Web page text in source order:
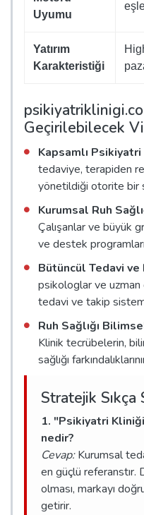
Uyumu
Yatırım
Karakteristiği
Geçirilebilecek
Kapsamlı
tedaviye, terapiden
yönetildiği otorite bir
Kurumsal Ruh
Çalışanlar ve büyük
ve destek
Bütüncül Tedavi ve
psikologlar ve
tedavi ve takip
Ruh Sağlığı
Klinik tecrübelerin,
sağlığı
Stratejik
1. "Psikiyatri
nedir?
Cevap:Kurumsal
en güçlü referanstır.
olması, markayı
getirir.